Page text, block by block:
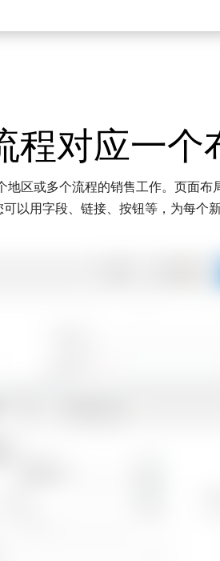
程对应一个
地区或多个流程的销售工作。页面
以用字段、链接、按钮等，为每个